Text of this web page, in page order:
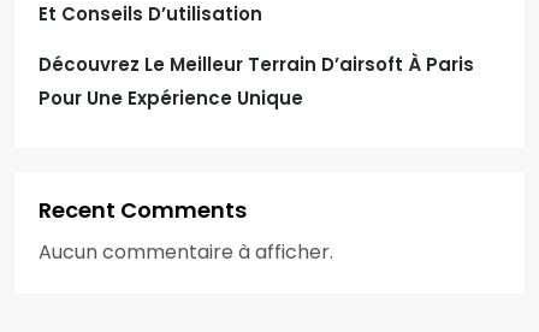
Et Conseils D’utilisation
Découvrez Le Meilleur Terrain D’airsoft À Paris
Pour Une Expérience Unique
Recent Comments
Aucun commentaire à afficher.